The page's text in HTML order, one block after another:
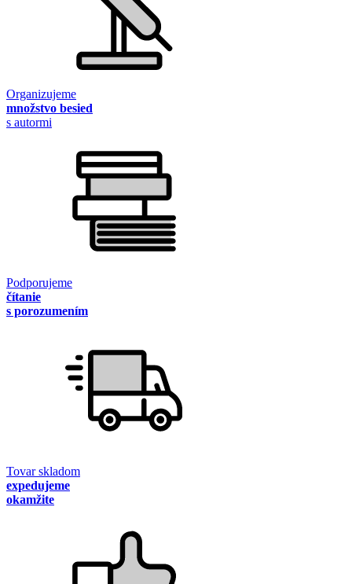
Organizujeme
množstvo besied
s autormi
Podporujeme
čítanie
s porozumením
Tovar skladom
expedujeme
okamžite